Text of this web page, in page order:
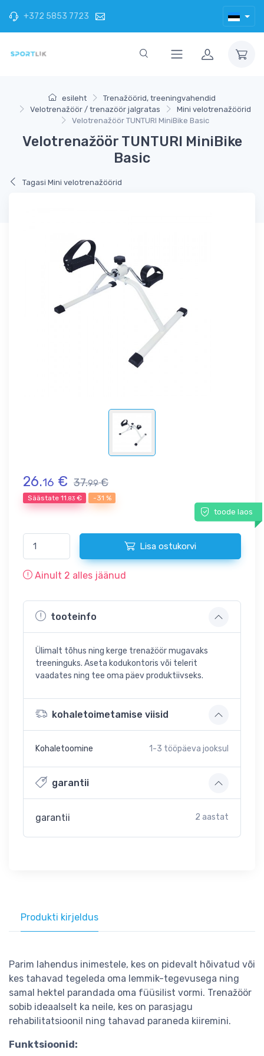
+372 5853 7723
esileht
Trenažöörid, treeningvahendid
Velotrenažöör / trenazöör jalgratas
Mini velotrenažöörid
Velotrenažöör TUNTURI MiniBike Basic
Velotrenažöör TUNTURI MiniBike
Basic
Tagasi Mini velotrenažöörid
26.16 € 37.99€
Säästate 11.83€ -31 %
toode laos
Lisa ostukorvi
Ainult 2 alles jäänud
tooteinfo
Ülimalt tõhus ning kerge trenažöör mugavaks
treeninguks. Aseta kodukontoris või telerit
vaadates ning tee oma päev produktiivseks.
kohaletoimetamise viisid
Kohaletoomine 1-3 tööpäeva jooksul
garantii
garantii 2 aastat
Produkti kirjeldus
Parim lahendus inimestele, kes on pidevalt hõivatud või
kes tahavad tegeleda oma lemmik-tegevusega ning
samal hektel parandada oma füüsilist vormi. Trenažöör
sobib ideaalselt ka neile, kes on parasjagu
rehabilitatsioonil ning tahavad paraneda kiiremini.
Funktsioonid: